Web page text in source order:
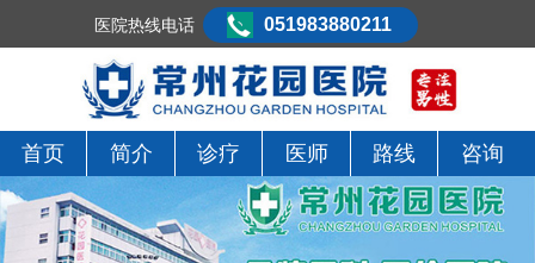
首页 简介 诊疗 医师 路线 咨询
医院热线电话 051983880211